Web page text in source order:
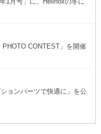
CONTEST」を開催
ョンパーツで快適に」を公